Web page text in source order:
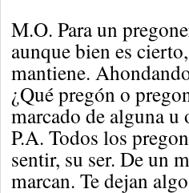
M.O. Para un
aunque bien es
mantiene.
¿Qué pregón o
marcado de alguna u
P.A. Todos los
sentir, su ser. De un
marcan. Te dejan